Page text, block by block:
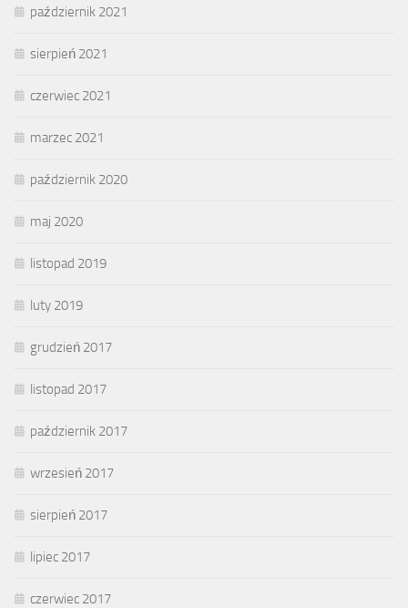
październik 2021
sierpień 2021
czerwiec 2021
marzec 2021
październik 2020
maj 2020
listopad 2019
luty 2019
grudzień 2017
listopad 2017
październik 2017
wrzesień 2017
sierpień 2017
lipiec 2017
czerwiec 2017